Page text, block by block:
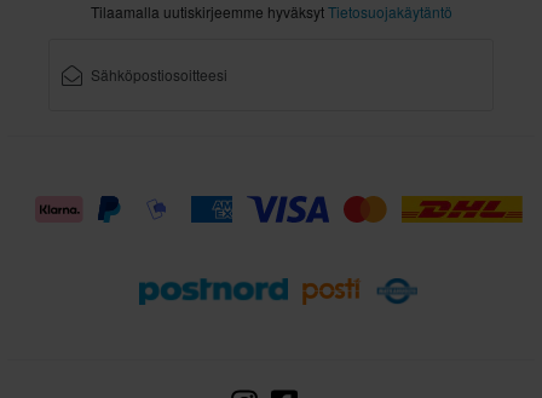
Tilaamalla uutiskirjeemme hyväksytTietosuojakäytäntö